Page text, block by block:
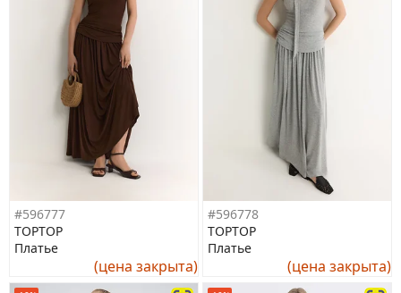
#596777
TOPTOP
Платье
(цена закрыта)
#596778
TOPTOP
Платье
(цена закрыта)